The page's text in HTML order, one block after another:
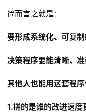
员
区
简而言之就是：
要形成系统化、可复制
决策程序要能清晰、准
其他人也能用这套程序
1.拼的是谁的改进速度